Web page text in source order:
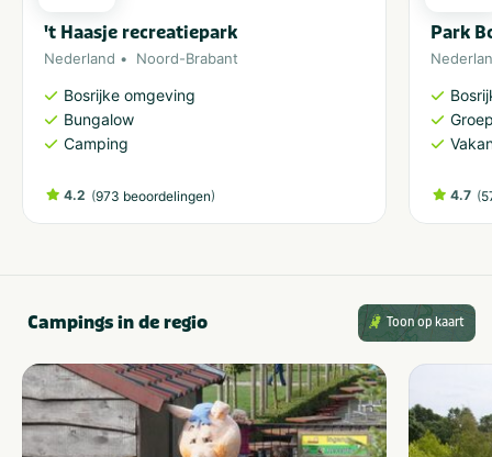
't Haasje recreatiepark
Nederland Noord-Brabant
Bosrijke omgeving
Bungalow
Camping
4.2 (973 beoordelingen)
Park
4.7 (
Campings in de regio Toon op kaart